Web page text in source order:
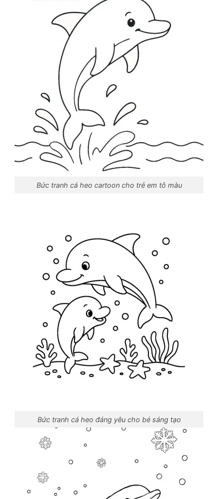
Bức tranh cá heo cartoon cho trẻ em tô màu
Bức tranh cá heo đáng yêu cho bé sáng tạo